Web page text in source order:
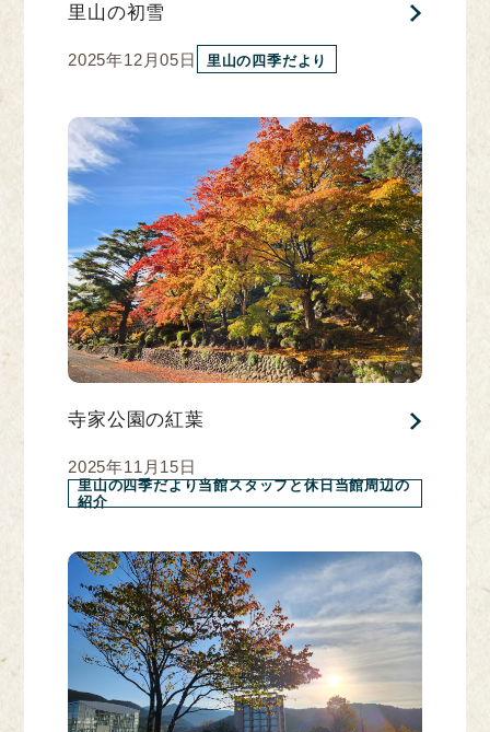
里山の初雪
2025年12月05日 里山の四季だより
寺家公園の紅葉
2025年11月15日
里山の四季だより当館スタッフと休日当館周辺の
紹介